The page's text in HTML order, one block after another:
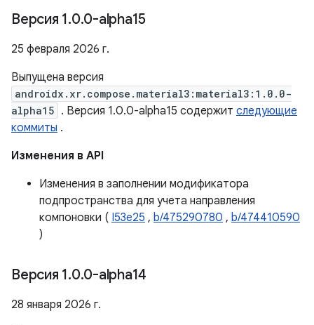
Версия 1.0.0-alpha15
25 февраля 2026 г.
Выпущена версия
androidx.xr.compose.material3:material3:1.0.0-
alpha15 . Версия 1.0.0-alpha15 содержит следующие
коммиты .
Изменения в API
Изменения в заполнении модификатора
подпространства для учета направления
компоновки ( I53e25 , b/475290780 , b/474410590
)
Версия 1.0.0-alpha14
28 января 2026 г.